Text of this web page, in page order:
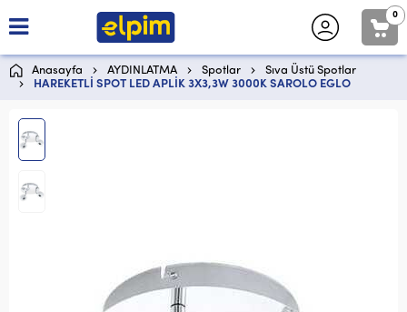
0
Anasayfa AYDINLATMA Spotlar
Sıva Üstü Spotlar
HAREKETLİ SPOT LED APLİK 3X3,3W 3000K SAROLO EGLO